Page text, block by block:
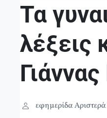
Τα
λέξεις
εφημερίδα